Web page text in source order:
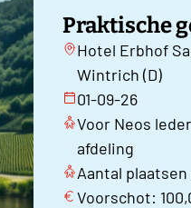
Praktische
Hotel Erbhof
Wintrich (D)
01-09-26
Voor Neos
afdeling
Aantal
Voorschot: